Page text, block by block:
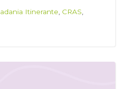
Itinerante CRAS